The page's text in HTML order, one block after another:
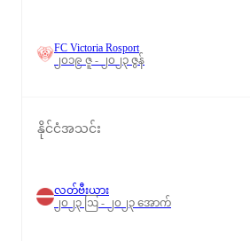
FC Victoria Rosport
၂၀၁၉ ဇူ - ၂၀၂၃ ဇွန်
နိုင်ငံအသင်း
လတ်ဗီးယား
၂၀၂၃ ဩ - ၂၀၂၃ အောက်